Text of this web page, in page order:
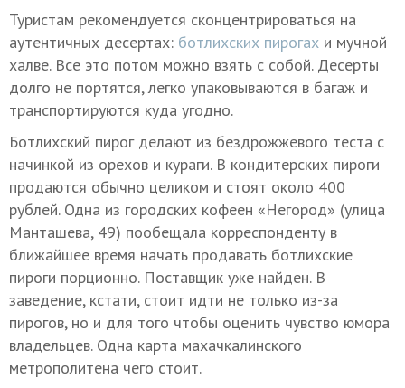
Туристам рекомендуется сконцентрироваться на
аутентичных десертах: ботлихских пирогах и мучной
халве. Все это потом можно взять с собой. Десерты
долго не портятся, легко упаковываются в багаж и
транспортируются куда угодно.
Ботлихский пирог делают из бездрожжевого теста с
начинкой из орехов и кураги. В кондитерских пироги
продаются обычно целиком и стоят около 400
рублей. Одна из городских кофеен «Негород» (улица
Манташева, 49) пообещала корреспонденту в
ближайшее время начать продавать ботлихские
пироги порционно. Поставщик уже найден. В
заведение, кстати, стоит идти не только из-за
пирогов, но и для того чтобы оценить чувство юмора
владельцев. Одна карта махачкалинского
метрополитена чего стоит.